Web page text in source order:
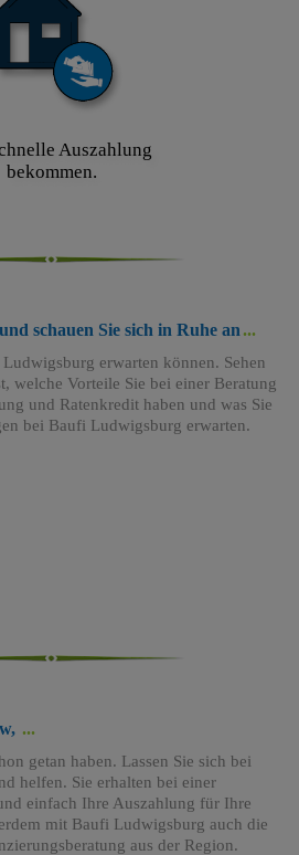
Auszahlung
bekommen.
schauen Sie sich in Ruhe an
erwarten können. Sehen
welche Vorteile Sie bei einer Beratung
und Ratenkredit haben und was Sie
bei Baufi Ludwigsburg erwarten.
getan haben. Lassen Sie sich bei
helfen. Sie erhalten bei einer
einfach Ihre Auszahlung für Ihre
mit Baufi Ludwigsburg auch die
aus der Region.